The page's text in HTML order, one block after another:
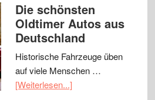
Die schönsten
Oldtimer Autos aus
Deutschland
Historische Fahrzeuge üben
auf viele Menschen …
[Weiterlesen...]